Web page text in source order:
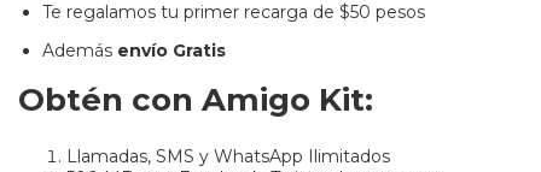
Te regalamos tu primer recarga de $50 pesos
Además envío Gratis
Obtén con Amigo Kit:
Llamadas, SMS y WhatsApp Ilimitados